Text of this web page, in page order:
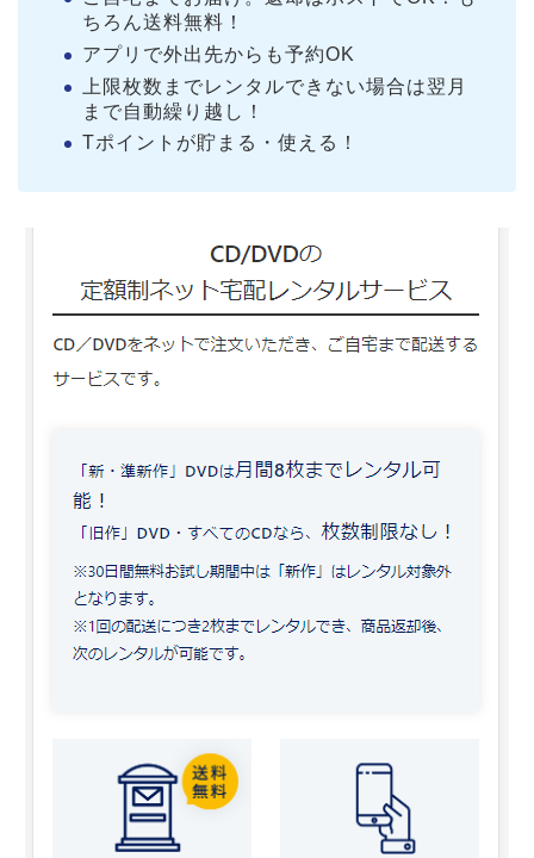
ちろん送料無料！
アプリで外出先からも予約OK
上限枚数までレンタルできない場合は翌月
まで自動繰り越し！
Tポイントが貯まる・使える！